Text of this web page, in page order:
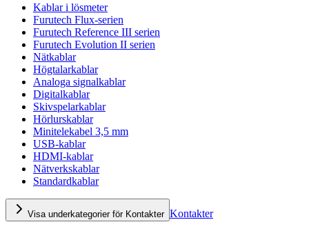
Kablar i lösmeter
Furutech Flux-serien
Furutech Reference III serien
Furutech Evolution II serien
Nätkablar
Högtalarkablar
Analoga signalkablar
Digitalkablar
Skivspelarkablar
Hörlurskablar
Minitelekabel 3,5 mm
USB-kablar
HDMI-kablar
Nätverkskablar
Standardkablar
Visa underkategorier för Kontakter Kontakter